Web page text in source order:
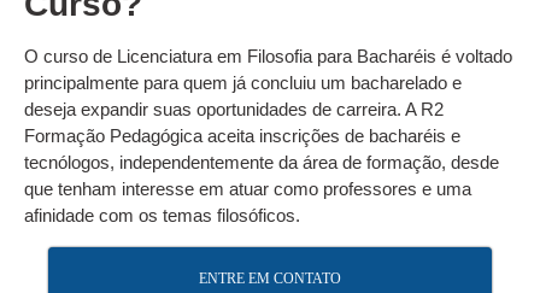
O curso de Licenciatura em Filosofia para Bacharéis é voltado
principalmente para quem já concluiu um bacharelado e
deseja expandir suas oportunidades de carreira. A R2
Formação Pedagógica aceita inscrições de bacharéis e
tecnólogos, independentemente da área de formação, desde
que tenham interesse em atuar como professores e uma
afinidade com os temas filosóficos.
ENTRE EM CONTATO